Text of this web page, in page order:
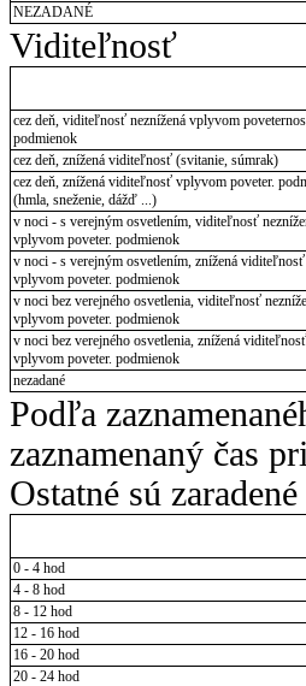
NEZADANÉ
Viditeľnosť
cez deň, viditeľnosť neznížená vplyvom
podmienok
cez deň, znížená viditeľnosť (svitanie, súmrak)
cez deň, znížená viditeľnosť vplyvom poveter.
(hmla, sneženie, dážď ...)
v noci - s verejným osvetlením, viditeľnosť
vplyvom poveter. podmienok
v noci - s verejným osvetlením, znížená viditeľnosť
vplyvom poveter. podmienok
v noci bez verejného osvetlenia, viditeľnosť
vplyvom poveter. podmienok
v noci bez verejného osvetlenia, znížená viditeľnosť
vplyvom poveter. podmienok
nezadané
Podľa
zaznamenaný čas
Ostatné sú
0 - 4 hod
4 - 8 hod
8 - 12 hod
12 - 16 hod
16 - 20 hod
20 - 24 hod